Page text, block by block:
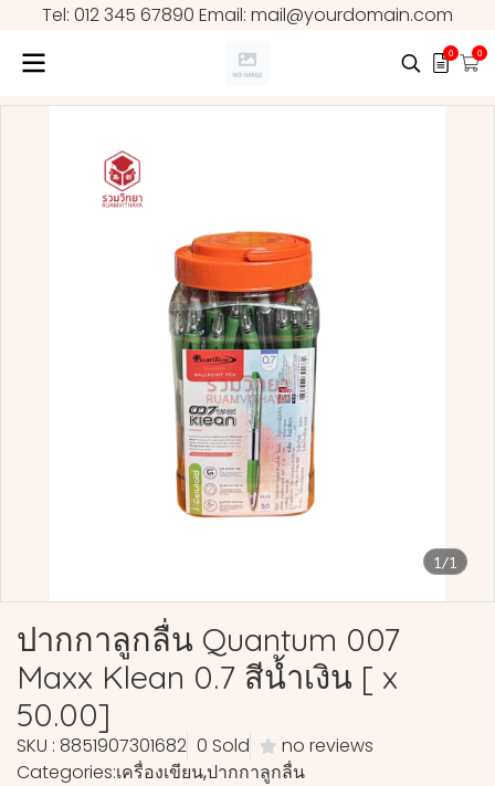
Tel: 012 345 67890 Email: mail@yourdomain.com
0 0
1/1
ปากกาลูกลื่น Quantum 007
Maxx Klean 0.7 สีน้ำเงิน [ x
50.00]
SKU : 8851907301682 0 Sold
no reviews
Categories:เครื่องเขียน,ปากกาลูกลื่น